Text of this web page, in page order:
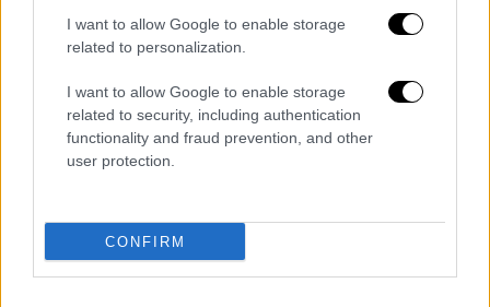
I want to allow Google to enable storage
related to personalization.
I want to allow Google to enable storage
related to security, including authentication
functionality and fraud prevention, and other
user protection.
CONFIRM